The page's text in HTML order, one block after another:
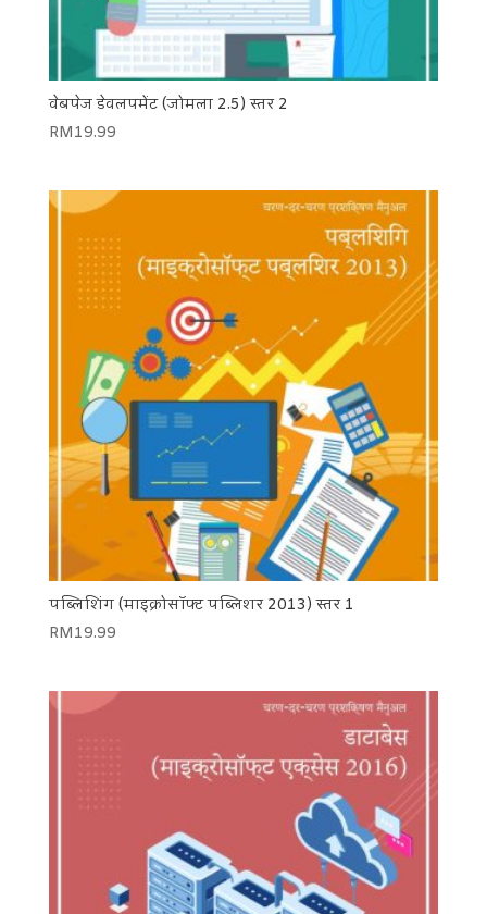
वेबपेज डेवलपमेंट (जोमला 2.5) स्तर 2
RM19.99
पब्लिशिंग (माइक्रोसॉफ्ट पब्लिशर 2013) स्तर 1
RM19.99